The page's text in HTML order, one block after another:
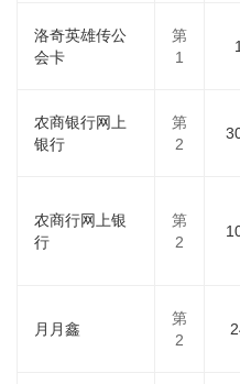
洛奇英雄传公
会卡
第
1
1
农商银行网上
银行
第
2
农商行网上银
行
第
2
月月鑫
第
2